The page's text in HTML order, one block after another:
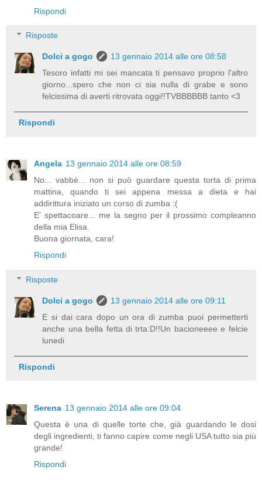
Rispondi
Risposte
Dolci a gogo
13 gennaio 2014 alle ore 08:58
Tesoro infatti mi sei mancata ti pensavo proprio l'altro
giorno...spero che non ci sia nulla di grabe e sono
felcissima di averti ritrovata oggi!!TVBBBBBB tanto <3
Rispondi
Angela 13 gennaio 2014 alle ore 08:59
No... vabbè... non si può guardare questa torta di prima
mattina, quando ti sei appena messa a dieta e hai
addirittura iniziato un corso di zumba :(
E' spettacoare... me la segno per il prossimo compleanno
della mia Elisa.
Buona giornata, cara!
Rispondi
Risposte
Dolci a gogo
13 gennaio 2014 alle ore 09:11
E si dai cara dopo un ora di zumba puoi permetterti
anche una bella fetta di trta:D!!Un bacioneeee e felcie
lunedi
Rispondi
Serena 13 gennaio 2014 alle ore 09:04
Questa è una di quelle torte che, già guardando le dosi
degli ingredienti, ti fanno capire come negli USA tutto sia più
grande!
Rispondi